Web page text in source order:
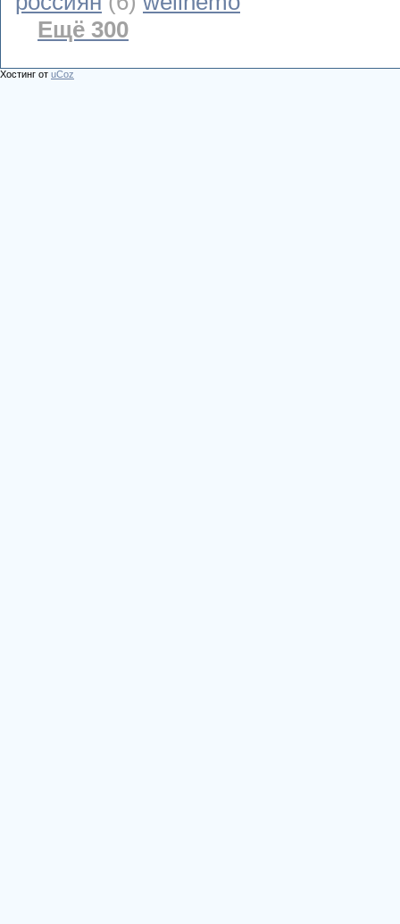
Ещё 300
Хостинг от uCoz